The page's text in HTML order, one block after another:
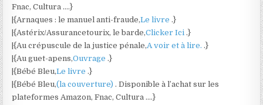
Fnac, Cultura ….}
|{Arnaques : le manuel anti-fraude,Le livre.}
|{Astérix/Assurancetourix, le barde,Clicker Ici.}
|{Au crépuscule de la justice pénale,A voir et à lire..}
|{Au guet-apens,Ouvrage.}
|{Bébé Bleu,Le livre.}
|{Bébé Bleu,(la couverture). Disponible à l’achat sur les
plateformes Amazon, Fnac, Cultura ….}